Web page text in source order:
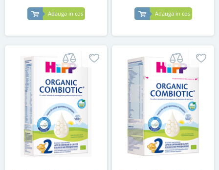
Adauga in cos Adauga in cos